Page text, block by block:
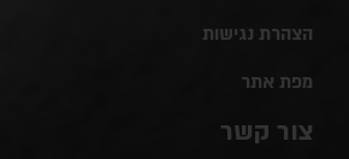
הצהרת נגישות
מפת אתר
צור קשר